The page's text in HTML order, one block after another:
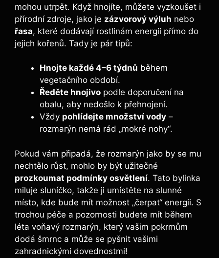
mohou utrpět. Když​ hnojíte, můžete vyzkoušet i
přírodní zdroje, jako je zázvorový výluh nebo
řasa,‌ které ‌dodávají‍ rostlinám ‍energii přímo do‍
jejich kořenů. Tady je ⁣pár ⁤tipů:
Hnojte ⁤každé 4–6​ týdnů ​během
vegetačního období.
Ředěte hnojivo podle ⁤doporučení⁣ na
obalu, aby ⁢nedošlo k přehnojení.
Vždy pohlídejte‌ množství vody –
rozmarýn nemá rád „mokré nohy“.
Pokud vám připadá,‌ že rozmarýn jako by⁤ se mu
nechtělo růst, mohlo by být užitečné
prozkoumat‌ podmínky osvětlení. Tato bylinka
miluje sluníčko, ​takže ‍ji umístěte⁣ na slunné
místo, kde bude ‌mít možnost „čerpat“ energii. S
trochou ​péče a pozornosti budete⁤ mít během
léta‌ voňavý rozmarýn, který⁢ vašim pokrmům
dodá šmrnc a může se pyšnit⁣ vašimi
zahradnickými dovednostmi!